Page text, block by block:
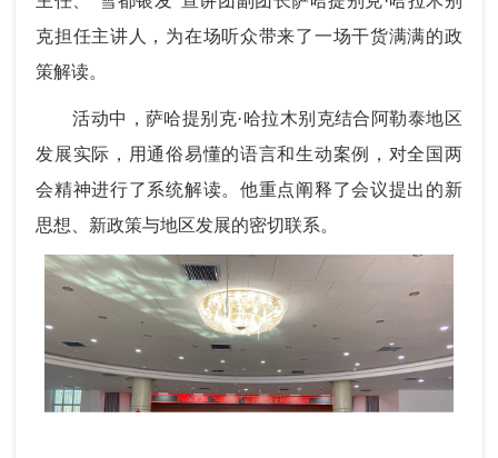
克担任主讲人，为在场听众带来了一场干货满满的政
策解读。
活动中，萨哈提别克·哈拉木别克结合阿勒泰地区
发展实际，用通俗易懂的语言和生动案例，对全国两
会精神进行了系统解读。他重点阐释了会议提出的新
思想、新政策与地区发展的密切联系。